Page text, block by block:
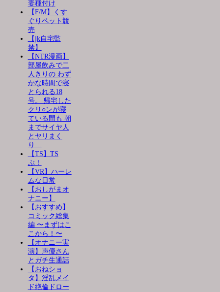
妻種付け
【F/M】くす
ぐりペット競
売
【jk自宅監
禁】
【NTR漫画】
部屋飲みで二
人きりの わず
かな時間で寝
とられる18
号。 帰宅した
クリ○ンが寝
ている間も 朝
までサイヤ人
とヤリまく
り…
【TS】TS
ぶ！
【VR】ハーレ
ムな日常
【おしがまオ
ナニー】
【おすすめ】
コミック総集
編 〜まずはこ
こから！〜
【オナニー実
演】声優さん
とガチ生通話
【おねショ
タ】淫乱メイ
ド絶倫ドロー